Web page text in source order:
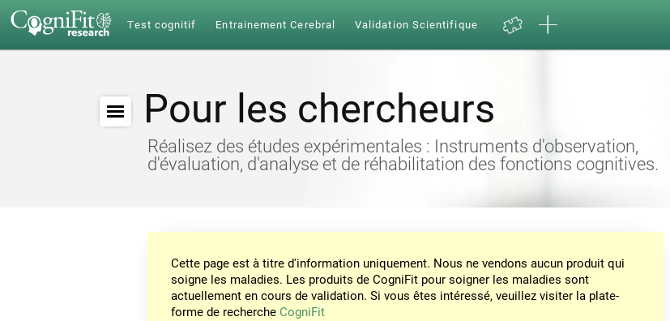
Test cognitif Entrainement Cerebral Validation Scientifique
Pour les chercheurs
Réalisez des études expérimentales : Instruments d'observation,
d'évaluation, d'analyse et de réhabilitation des fonctions cognitives.
Cette page est à titre d'information uniquement. Nous ne vendons aucun produit qui
soigne les maladies. Les produits de CogniFit pour soigner les maladies sont
actuellement en cours de validation. Si vous êtes intéressé, veuillez visiter la plate-
forme de recherche CogniFit